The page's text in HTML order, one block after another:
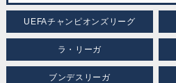
UEFAチャンピオンズリーグ
ラ・リーガ
ブンデスリーガ